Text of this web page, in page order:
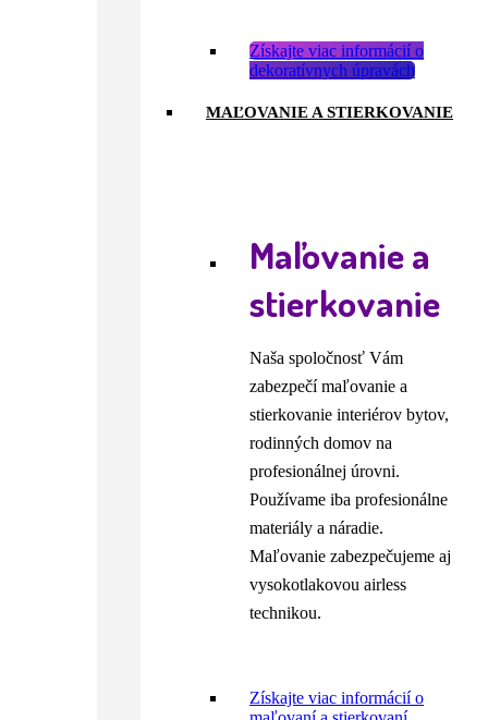
Získajte viac informácií o
dekoratívnych úpravách
MAĽOVANIE A STIERKOVANIE
Maľovanie a
stierkovanie
Naša spoločnosť Vám
zabezpečí maľovanie a
stierkovanie interiérov bytov,
rodinných domov na
profesionálnej úrovni.
Používame iba profesionálne
materiály a náradie.
Maľovanie zabezpečujeme aj
vysokotlakovou airless
technikou.
Získajte viac informácií o